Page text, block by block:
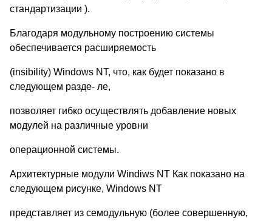
стандартизации ).
Благодаря модульному построению системы
обеспечивается расширяемость
(insibility) Windows NT, что, как будет показано в
следующем разде- ле,
позволяет гибко осуществлять добавление новых
модулей на различные уровни
операционной системы.
Архитектурные модули Windiws NT Как показано на
следующем рисунке, Windows NT
представляет из семодульную (более совершенную,